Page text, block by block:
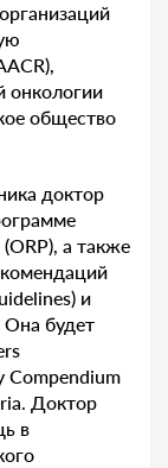
онкологии
общество
доктор
а также
и
Она будет
Compendium
Доктор
в